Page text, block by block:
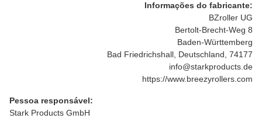
Informações do fabricante:
BZroller UG
Bertolt-Brecht-Weg 8
Baden-Württemberg
Bad Friedrichshall, Deutschland, 74177
info@starkproducts.de
https://www.breezyrollers.com
Pessoa responsável:
Stark Products GmbH